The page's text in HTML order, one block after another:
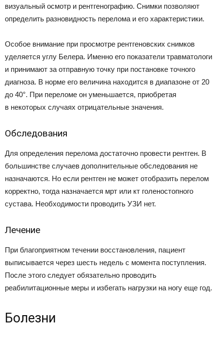
визуальный осмотр и рентгенографию. Снимки позволяют
определить разновидность перелома и его характеристики.
Особое внимание при просмотре рентгеновских снимков
уделяется углу Белера. Именно его показатели травматологи
и принимают за отправную точку при постановке точного
диагноза. В норме его величина находится в диапазоне от 20
до 40°. При переломе он уменьшается, приобретая
в некоторых случаях отрицательные значения.
Обследования
Для определения перелома достаточно провести рентген. В
большинстве случаев дополнительные обследования не
назначаются. Но если рентген не может отобразить перелом
корректно, тогда назначается мрт или кт голеностопного
сустава. Необходимости проводить УЗИ нет.
Лечение
При благоприятном течении восстановления, пациент
выписывается через шесть недель с момента поступления.
После этого следует обязательно проводить
реабилитационные меры и избегать нагрузки на ногу еще год.
Болезни